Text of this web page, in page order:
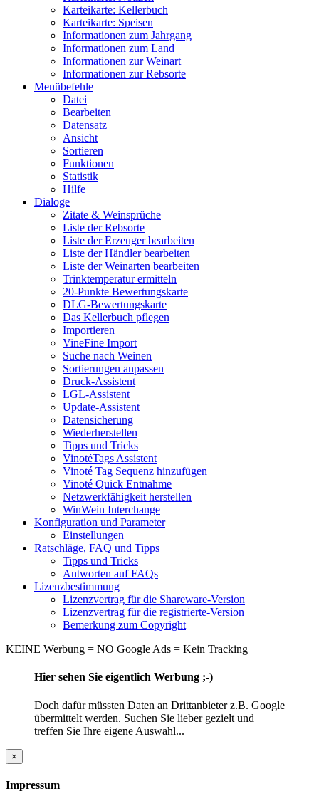
Karteikarte: Kellerbuch
Karteikarte: Speisen
Informationen zum Jahrgang
Informationen zum Land
Informationen zur Weinart
Informationen zur Rebsorte
Menübefehle
Datei
Bearbeiten
Datensatz
Ansicht
Sortieren
Funktionen
Statistik
Hilfe
Dialoge
Zitate & Weinsprüche
Liste der Rebsorte
Liste der Erzeuger bearbeiten
Liste der Händler bearbeiten
Liste der Weinarten bearbeiten
Trinktemperatur ermitteln
20-Punkte Bewertungskarte
DLG-Bewertungskarte
Das Kellerbuch pflegen
Importieren
VineFine Import
Suche nach Weinen
Sortierungen anpassen
Druck-Assistent
LGL-Assistent
Update-Assistent
Datensicherung
Wiederherstellen
Tipps und Tricks
VinotéTags Assistent
Vinoté Tag Sequenz hinzufügen
Vinoté Quick Entnahme
Netzwerkfähigkeit herstellen
WinWein Interchange
Konfiguration und Parameter
Einstellungen
Ratschläge, FAQ und Tipps
Tipps und Tricks
Antworten auf FAQs
Lizenzbestimmung
Lizenzvertrag für die Shareware-Version
Lizenzvertrag für die registrierte-Version
Bemerkung zum Copyright
KEINE Werbung = NO Google Ads = Kein Tracking
Hier sehen Sie eigentlich Werbung ;-)
Doch dafür müssten Daten an Drittanbieter z.B. Google
übermittelt werden. Suchen Sie lieber gezielt und
treffen Sie Ihre eigene Auswahl...
×
Impressum